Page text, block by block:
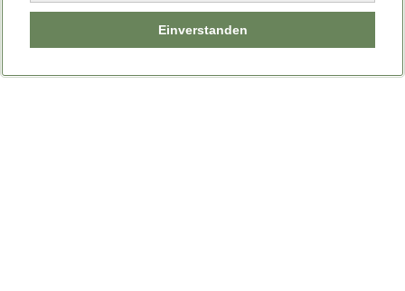
Einverstanden